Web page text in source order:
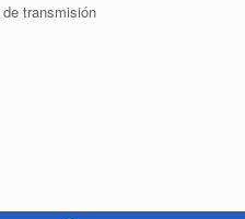
transmisión